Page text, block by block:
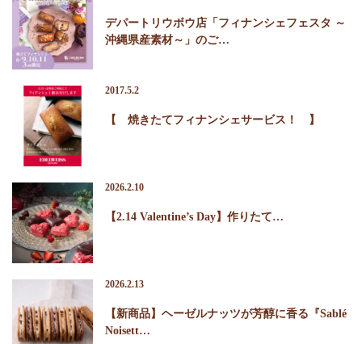
デパートリウボウ店「フィナンシェフェスタ ～
沖縄県産素材～」のご…
2017.5.2
【 焼きたてフィナンシェサービス！ 】
2026.2.10
【2.14 Valentine’s Day】作りたて…
2026.2.13
【新商品】ヘーゼルナッツが芳醇に香る『Sablé
Noisett…